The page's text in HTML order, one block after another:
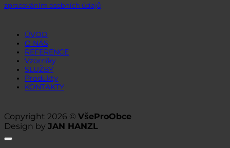
zpracováním osobních údajů
ÚVOD
O NÁS
REFERENCE
Vzorníky
SLUŽBY
Produkty
KONTAKTY
Copyright 2026 © VšeProObce
Design by JAN HANZL